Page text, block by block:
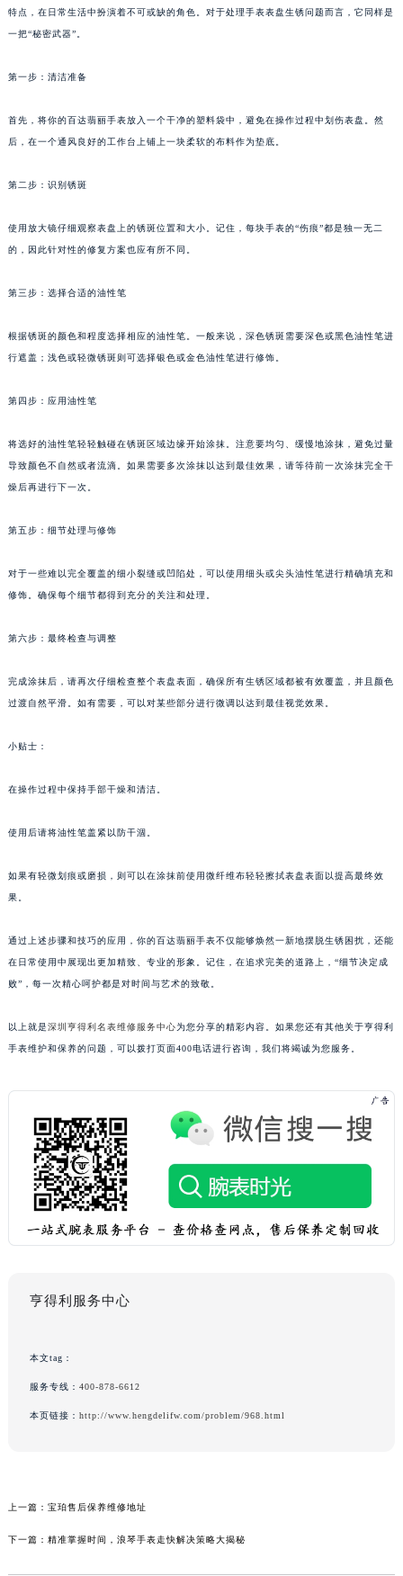
特点，在日常生活中扮演着不可或缺的角色。对于处理手表表盘生锈问题而言，它同样是
一把“秘密武器”。
第一步：清洁准备
首先，将你的百达翡丽手表放入一个干净的塑料袋中，避免在操作过程中划伤表盘。然
后，在一个通风良好的工作台上铺上一块柔软的布料作为垫底。
第二步：识别锈斑
使用放大镜仔细观察表盘上的锈斑位置和大小。记住，每块手表的“伤痕”都是独一无二
的，因此针对性的修复方案也应有所不同。
第三步：选择合适的油性笔
根据锈斑的颜色和程度选择相应的油性笔。一般来说，深色锈斑需要深色或黑色油性笔进
行遮盖；浅色或轻微锈斑则可选择银色或金色油性笔进行修饰。
第四步：应用油性笔
将选好的油性笔轻轻触碰在锈斑区域边缘开始涂抹。注意要均匀、缓慢地涂抹，避免过量
导致颜色不自然或者流滴。如果需要多次涂抹以达到最佳效果，请等待前一次涂抹完全干
燥后再进行下一次。
第五步：细节处理与修饰
对于一些难以完全覆盖的细小裂缝或凹陷处，可以使用细头或尖头油性笔进行精确填充和
修饰。确保每个细节都得到充分的关注和处理。
第六步：最终检查与调整
完成涂抹后，请再次仔细检查整个表盘表面，确保所有生锈区域都被有效覆盖，并且颜色
过渡自然平滑。如有需要，可以对某些部分进行微调以达到最佳视觉效果。
小贴士：
在操作过程中保持手部干燥和清洁。
使用后请将油性笔盖紧以防干涸。
如果有轻微划痕或磨损，则可以在涂抹前使用微纤维布轻轻擦拭表盘表面以提高最终效
果。
通过上述步骤和技巧的应用，你的百达翡丽手表不仅能够焕然一新地摆脱生锈困扰，还能
在日常使用中展现出更加精致、专业的形象。记住，在追求完美的道路上，“细节决定成
败”，每一次精心呵护都是对时间与艺术的致敬。
以上就是深圳亨得利名表维修服务中心为您分享的精彩内容。如果您还有其他关于亨得利
手表维护和保养的问题，可以拨打页面400电话进行咨询，我们将竭诚为您服务。
亨得利服务中心
本文tag：
服务专线： 400-878-6612
本页链接： http://www.hengdelifw.com/problem/968.html
上一篇： 宝珀售后保养维修地址
下一篇： 精准掌握时间，浪琴手表走快解决策略大揭秘